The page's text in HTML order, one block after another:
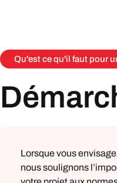
Qu'est ce qu'il faut pour
Lorsque vous
nous soulignons